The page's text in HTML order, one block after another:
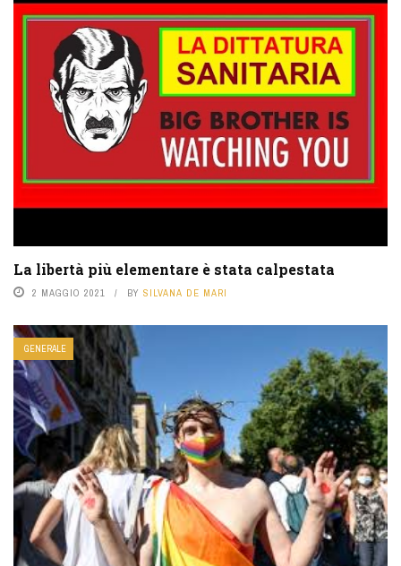
La libertà più elementare è stata calpestata
2 MAGGIO 2021 BY SILVANA DE MARI
GENERALE